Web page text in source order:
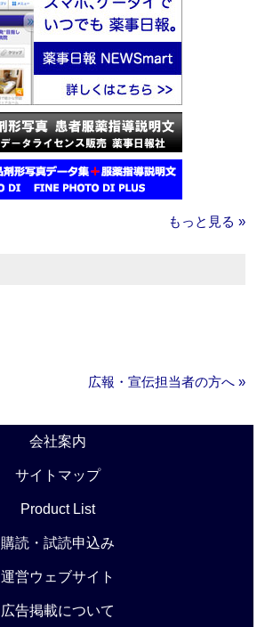
もっと見る »
広報・宣伝担当者の方へ »
会社案内
サイトマップ
Product List
購読・試読申込み
運営ウェブサイト
広告掲載について